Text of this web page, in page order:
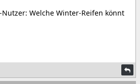
Welche Winter-Reifen könnt